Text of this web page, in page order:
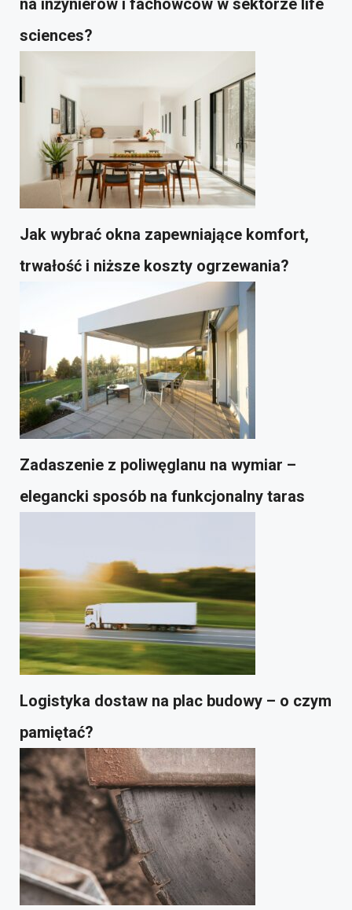
na inżynierów i fachowców w sektorze life
sciences?
Jak wybrać okna zapewniające komfort,
trwałość i niższe koszty ogrzewania?
Zadaszenie z poliwęglanu na wymiar –
elegancki sposób na funkcjonalny taras
Logistyka dostaw na plac budowy – o czym
pamiętać?